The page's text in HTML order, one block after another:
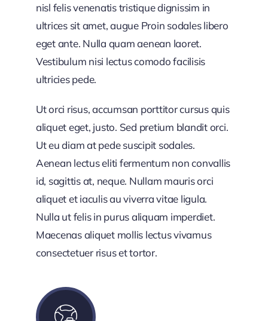
nisl felis venenatis tristique dignissim in
ultrices sit amet, augue Proin sodales libero
eget ante. Nulla quam aenean laoret.
Vestibulum nisi lectus comodo facilisis
ultricies pede.
Ut orci risus, accumsan porttitor cursus quis
aliquet eget, justo. Sed pretium blandit orci.
Ut eu diam at pede suscipit sodales.
Aenean lectus eliti fermentum non convallis
id, sagittis at, neque. Nullam mauris orci
aliquet et iaculis au viverra vitae ligula.
Nulla ut felis in purus aliquam imperdiet.
Maecenas aliquet mollis lectus vivamus
consectetuer risus et tortor.